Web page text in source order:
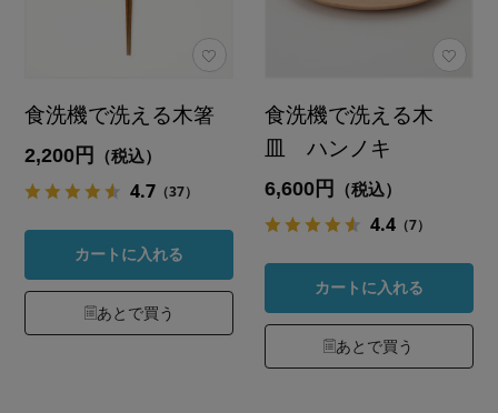
食洗機で洗える木箸
2,200円 （税込）
4.7 （37）
カートに入れる
あとで買う
食洗機で洗える木
皿 ハンノキ
6,600円 （税込）
4.4 （7）
カートに入れる
あとで買う